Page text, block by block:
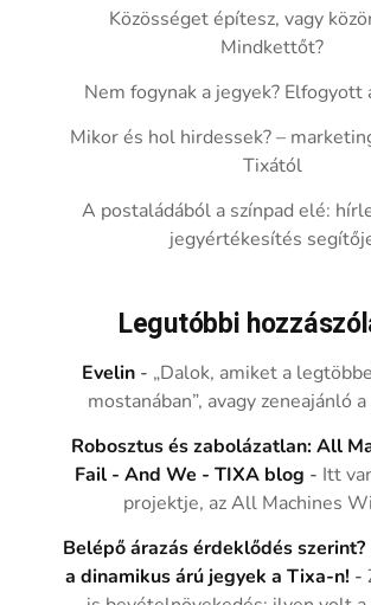
Közösséget építesz, vagy
Mindkettőt?
Nem fogynak a jegyek? Elfogyott
Mikor és hol hirdessek? –
Tixától
A postaládából a színpad elé:
jegyértékesítés
Legutóbbi
Evelin - „Dalok, amiket a
mostanában”, avagy zeneajánló
Robosztus és zabolázatlan: All
Fail - And We - TIXA blog - Itt
projektje, az All Machines
Belépő árazás érdeklődés
a dinamikus árú jegyek a Tixa-n! -